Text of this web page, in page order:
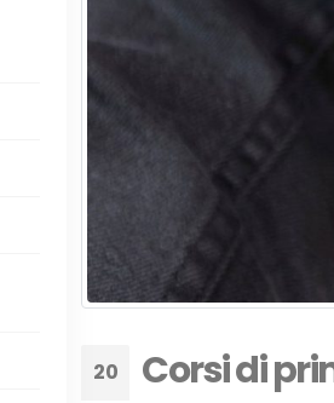
20 Corsi di